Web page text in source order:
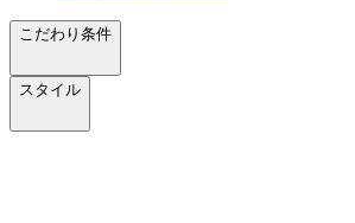
こだわり条件
スタイル